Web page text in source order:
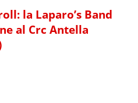
la Laparo’s Band
al Crc Antella